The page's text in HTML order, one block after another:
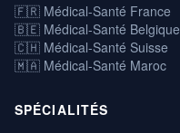
🇫🇷 Médical-Santé France
🇧🇪 Médical-Santé Belgique
🇨🇭 Médical-Santé Suisse
🇲🇦 Médical-Santé Maroc
SPÉCIALITÉS